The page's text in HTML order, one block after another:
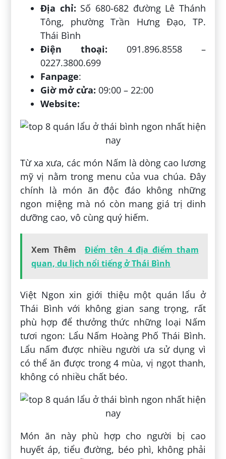
Địa chỉ: Số 680-682 đường Lê Thánh
Tông, phường Trần Hưng Đạo, TP.
Thái Bình
Điện thoại: 091.896.8558 –
0227.3800.699
Fanpage:
Giờ mở cửa: 09:00 – 22:00
Website:
Từ xa xưa, các món Nấm là dòng cao lương
mỹ vị nằm trong menu của vua chúa. Đây
chính là món ăn độc đáo không những
ngon miệng mà nó còn mang giá trị dinh
dưỡng cao, vô cùng quý hiếm.
Xem Thêm
Điểm tên 4 địa điểm tham
quan, du lịch nổi tiếng ở Thái Bình
Việt Ngon xin giới thiệu một quán lẩu ở
Thái Bình với không gian sang trọng, rất
phù hợp để thưởng thức những loại Nấm
tươi ngon: Lẩu Nấm Hoàng Phố Thái Bình.
Lẩu nấm được nhiều người ưa sử dụng vì
có thể ăn được trong 4 mùa, vị ngọt thanh,
không có nhiều chất béo.
Món ăn này phù hợp cho người bị cao
huyết áp, tiểu đường, béo phì, không phải